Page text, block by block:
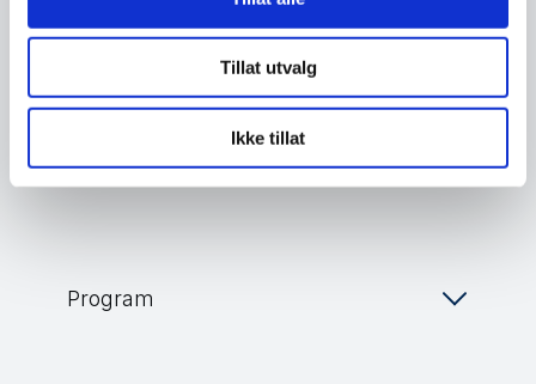
Tillat utvalg
Ikke tillat
Dag 1 av arrangementet strømmes her:
www.norsis.no/cyberforum
Program